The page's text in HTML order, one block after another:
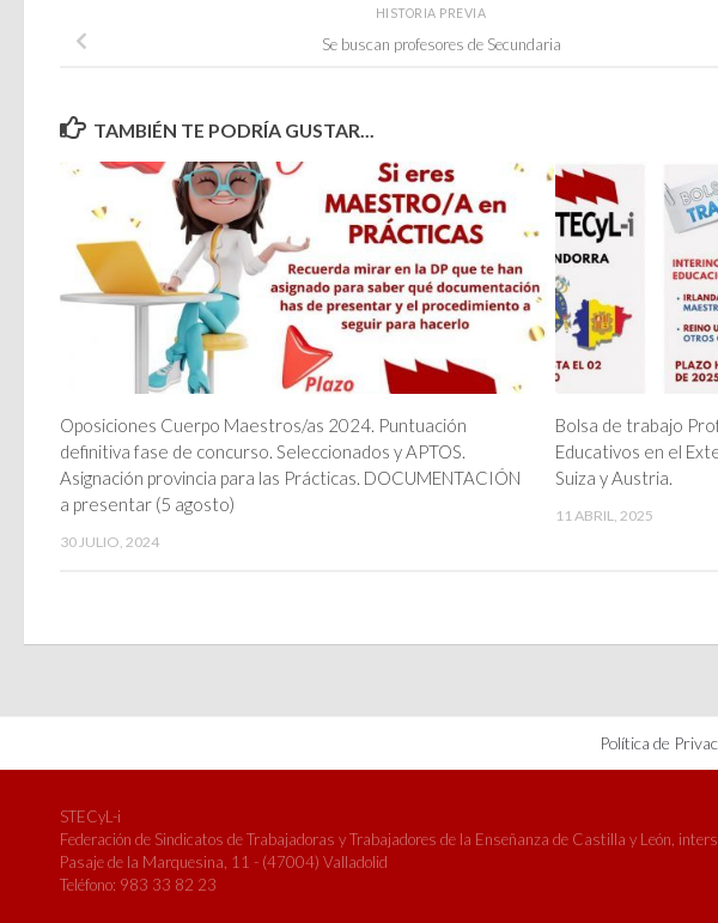
HISTORIA PREVIA
Se buscan profesores de Secundaria
TAMBIÉN TE PODRÍA GUSTAR...
Oposiciones Cuerpo Maestros/as 2024. Puntuación
definitiva fase de concurso. Seleccionados y APTOS.
Asignación provincia para las Prácticas. DOCUMENTACIÓN
a presentar (5 agosto)
30 JULIO, 2024
Bolsa de trabajo
Educativos en el
Suiza y Austria.
11 ABRIL, 2025
Política de
STECyL-i
Federación de Sindicatos de Trabajadoras y Trabajadores de la Enseñanza de Castilla y León,
Pasaje de la Marquesina, 11 - (47004) Valladolid
Teléfono: 983 33 82 23